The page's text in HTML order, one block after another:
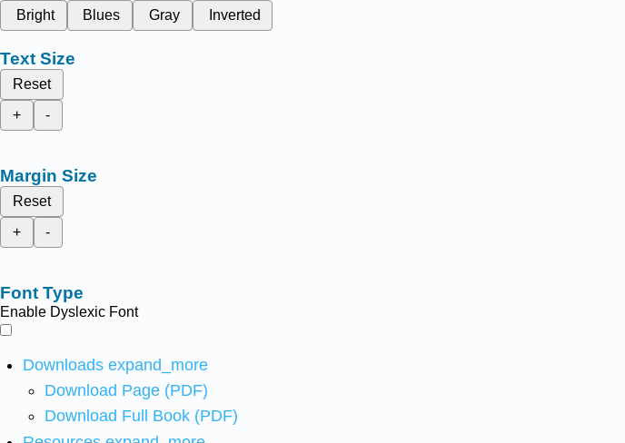
Bright
Blues Gray Inverted
Text Size
Reset
+
-
Margin Size
Reset
+
-
Font Type
Enable Dyslexic Font
Downloads expand_more
Download Page (PDF)
Download Full Book (PDF)